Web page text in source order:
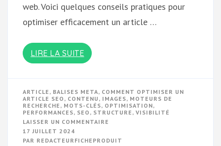
web. Voici quelques conseils pratiques pour
optimiser efficacement un article …
LIRE LA SUITE
ARTICLE , BALISES META, COMMENT OPTIMISER UN
ARTICLE SEO , CONTENU , IMAGES, MOTEURS DE
RECHERCHE , MOTS-CLÉS, OPTIMISATION,
PERFORMANCES, SEO , STRUCTURE , VISIBILITÉ
LAISSER UN COMMENTAIRE
ARTICLE
17 JUILLET 2024
PAR REDACTEURFICHEPRODUIT